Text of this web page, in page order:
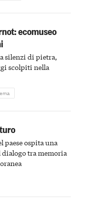
ecomuseo
silenzi di pietra,
scolpiti nella
paese ospita una
dialogo tra memoria